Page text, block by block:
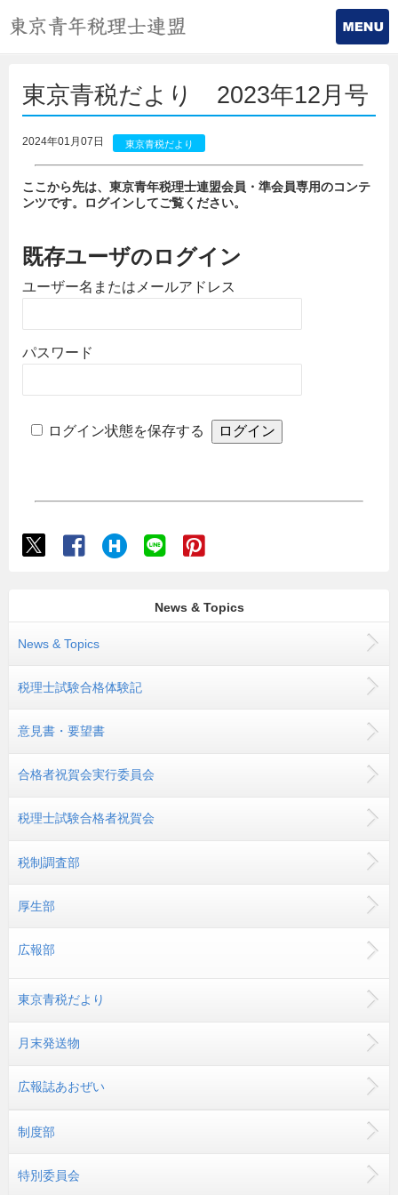
東京青税だより 2023年12月号
2024年01月07日 東京青税だより
ここから先は、東京青年税理士連盟会員・準会員専用のコンテ
ンツです。ログインしてご覧ください。
既存ユーザのログイン
ユーザー名またはメールアドレス
パスワード
ログイン状態を保存する
News & Topics
News & Topics
税理士試験合格体験記
意見書・要望書
合格者祝賀会実行委員会
税理士試験合格者祝賀会
税制調査部
厚生部
広報部
東京青税だより
月末発送物
広報誌あおぜい
制度部
特別委員会